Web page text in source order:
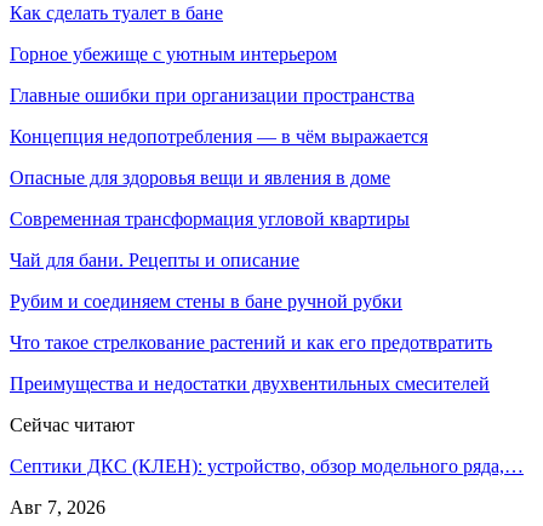
Как сделать туалет в бане
Горное убежище с уютным интерьером
Главные ошибки при организации пространства
Концепция недопотребления — в чём выражается
Опасные для здоровья вещи и явления в доме
Современная трансформация угловой квартиры
Чай для бани. Рецепты и описание
Рубим и соединяем стены в бане ручной рубки
Что такое стрелкование растений и как его предотвратить
Преимущества и недостатки двухвентильных смесителей
Сейчас читают
Септики ДКС (КЛЕН): устройство, обзор модельного ряда,…
Авг 7, 2026